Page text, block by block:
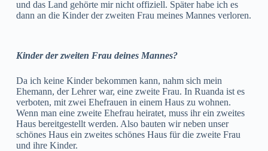
und das Land gehörte mir nicht offiziell. Später habe ich es
dann an die Kinder der zweiten Frau meines Mannes verloren.
Kinder der zweiten Frau deines Mannes?
Da ich keine Kinder bekommen kann, nahm sich mein
Ehemann, der Lehrer war, eine zweite Frau. In Ruanda ist es
verboten, mit zwei Ehefrauen in einem Haus zu wohnen.
Wenn man eine zweite Ehefrau heiratet, muss ihr ein zweites
Haus bereitgestellt werden. Also bauten wir neben unser
schönes Haus ein zweites schönes Haus für die zweite Frau
und ihre Kinder.